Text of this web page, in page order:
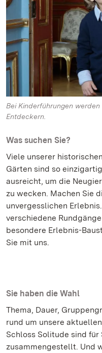
Bei Kinderführungen
Entdeckern.
Was suchen Sie?
Viele unserer
Gärten sind so
ausreicht, um die
zu wecken. Machen Sie
unvergesslichen
verschiedene
besondere Erlebnis-
Sie mit uns.
Sie haben die Wahl
Thema, Dauer,
rund um unsere
Schloss Solitude sind für
zusammengestellt. Und